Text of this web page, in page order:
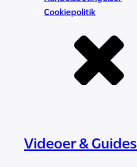
Cookiepolitik
Videoer & Guides